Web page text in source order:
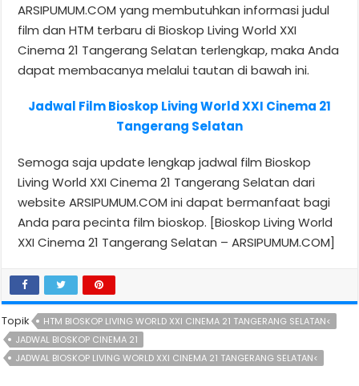
ARSIPUMUM.COM yang membutuhkan informasi judul
film dan HTM terbaru di Bioskop Living World XXI
Cinema 21 Tangerang Selatan terlengkap, maka Anda
dapat membacanya melalui tautan di bawah ini.
Jadwal Film Bioskop Living World XXI Cinema 21
Tangerang Selatan
Semoga saja update lengkap jadwal film Bioskop
Living World XXI Cinema 21 Tangerang Selatan dari
website ARSIPUMUM.COM ini dapat bermanfaat bagi
Anda para pecinta film bioskop. [Bioskop Living World
XXI Cinema 21 Tangerang Selatan – ARSIPUMUM.COM]
Topik
HTM BIOSKOP LIVING WORLD XXI CINEMA 21 TANGERANG SELATAN<
JADWAL BIOSKOP CINEMA 21
JADWAL BIOSKOP LIVING WORLD XXI CINEMA 21 TANGERANG SELATAN<